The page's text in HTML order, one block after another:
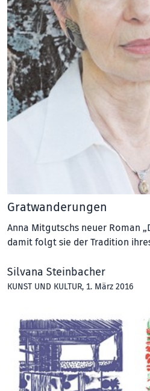
Gratwanderungen
Anna Mitgutschs neuer Roman
damit folgt sie der Tradition
Silvana Steinbacher
KUNST UND KULTUR, 1. März 2016